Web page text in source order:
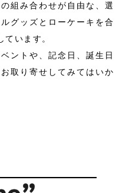
組み合わせが自由な、選
グッズとローケーキを合
います。
ントや、記念日、誕生日
取り寄せしてみてはいか